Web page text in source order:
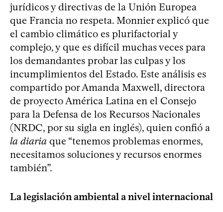
jurídicos y directivas de la Unión Europea
que Francia no respeta. Monnier explicó que
el cambio climático es plurifactorial y
complejo, y que es difícil muchas veces para
los demandantes probar las culpas y los
incumplimientos del Estado. Este análisis es
compartido por Amanda Maxwell, directora
de proyecto América Latina en el Consejo
para la Defensa de los Recursos Nacionales
(NRDC, por su sigla en inglés), quien confió a
la diaria que “tenemos problemas enormes,
necesitamos soluciones y recursos enormes
también”.
La legislación ambiental a nivel internacional